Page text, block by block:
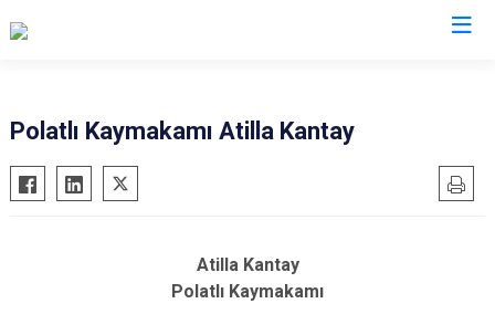
Polatlı Kaymakamı Atilla Kantay
Atilla Kantay
Polatlı Kaymakamı